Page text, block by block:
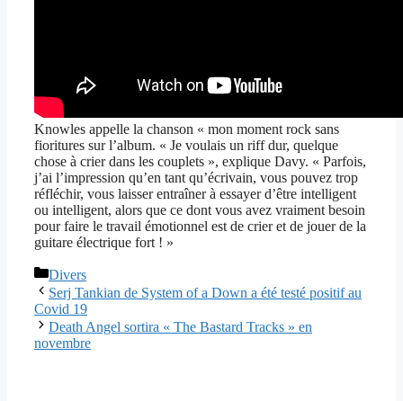
Knowles appelle la chanson « mon moment rock sans
fioritures sur l’album. « Je voulais un riff dur, quelque
chose à crier dans les couplets », explique Davy. « Parfois,
j’ai l’impression qu’en tant qu’écrivain, vous pouvez trop
réfléchir, vous laisser entraîner à essayer d’être intelligent
ou intelligent, alors que ce dont vous avez vraiment besoin
pour faire le travail émotionnel est de crier et de jouer de la
guitare électrique fort ! »
Catégories
Divers
Serj Tankian de System of a Down a été testé positif au
Covid 19
Death Angel sortira « The Bastard Tracks » en
novembre